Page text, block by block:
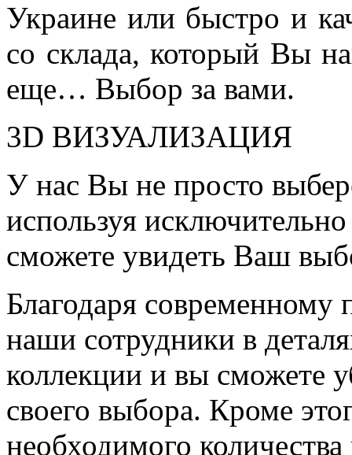
Украине или быстро и
со склада, который Вы
еще… Выбор за вами.
3D ВИЗУАЛИЗАЦИЯ
У нас Вы не просто
используя
сможете увидеть Ваш
Благодаря
наши сотрудники в
коллекции и вы сможете
своего выбора. Кроме
необходимого